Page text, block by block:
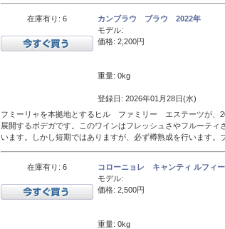
在庫有り: 6
カンブラウ ブラウ 2022年
モデル:
価格: 2,200円
重量: 0kg
登録日: 2026年01月28日(水)
フミーリャを本拠地とするヒル ファミリー エステーツが、
展開するボデガです。このワインはフレッシュさやフルーテ
います。しかし短期ではありますが、必ず樽熟成を行います。
在庫有り: 6
コローニョレ キャンティ ルフィ
モデル:
価格: 2,500円
重量: 0kg